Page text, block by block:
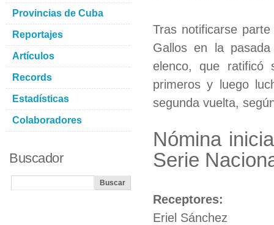
Tras notificarse
Gallos en la
elenco, que ratificó
primeros y luego
segunda vuelta,
Nómina
Serie
Receptores:
Eriel Sánchez
Provincias de Cuba
Reportajes
Artículos
Records
Estadísticas
Colaboradores
Buscador